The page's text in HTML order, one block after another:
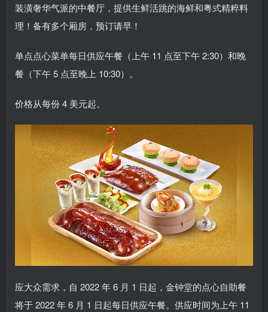
装潢奢华气派的中餐厅，提供生鲜活跳的海鲜和粤式精粹料
理！备有多个厢房，预订请早！
单点点心菜单每日供应午餐（上午 11 点至下午 2:30）和晚
餐（下午 5 点至晚上 10:30）。
价格从每份 4 美元起。
应大众需求，自 2022 年 6 月 1 日起，金钟堂的点心自助餐
将于 2022 年 6 月 1 日起每日供应午餐。供应时间为上午 11